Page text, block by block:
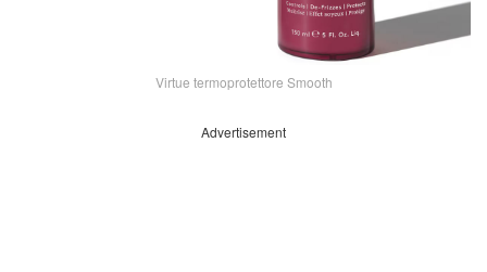
Virtue termoprotettore Smooth
Advertisement